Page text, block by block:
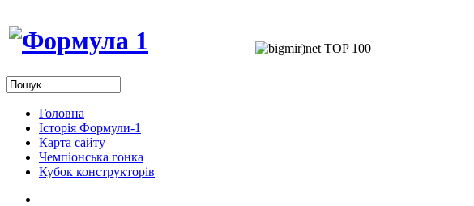
Головна
Історія Формули-1
Карта сайту
Чемпіонська гонка
Кубок конструкторів